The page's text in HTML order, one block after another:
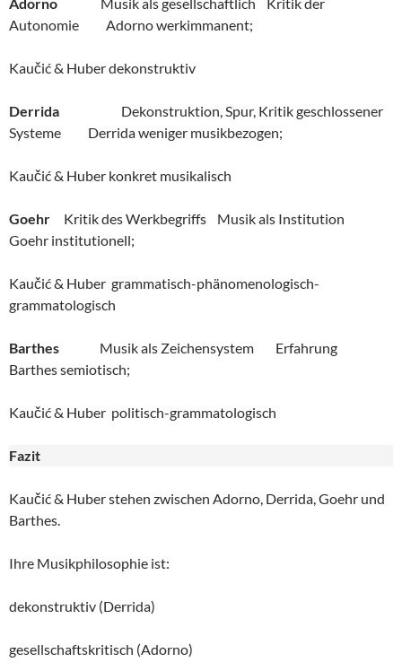
Autonomie Adorno werkimmanent;
Kaučić & Huber dekonstruktiv
Derrida Dekonstruktion, Spur, Kritik geschlossener
Systeme Derrida weniger musikbezogen;
Kaučić & Huber konkret musikalisch
Goehr Kritik des Werkbegriffs Musik als Institution
Goehr institutionell;
Kaučić & Huber grammatisch-phänomenologisch-
grammatologisch
Barthes Musik als Zeichensystem Erfahrung
Barthes semiotisch;
Kaučić & Huber politisch-grammatologisch
Fazit
Kaučić & Huber stehen zwischen Adorno, Derrida, Goehr und
Barthes.
Ihre Musikphilosophie ist:
dekonstruktiv (Derrida)
gesellschaftskritisch (Adorno)